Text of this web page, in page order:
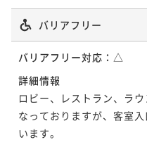
バリアフリー
バリアフリー対応： △
詳細情報
ロビー、レストラン、ラ
なっておりますが、客室
います。